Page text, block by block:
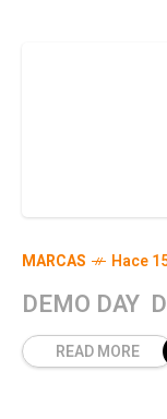
MARCAS Hace
DEMO DAY
READ MORE